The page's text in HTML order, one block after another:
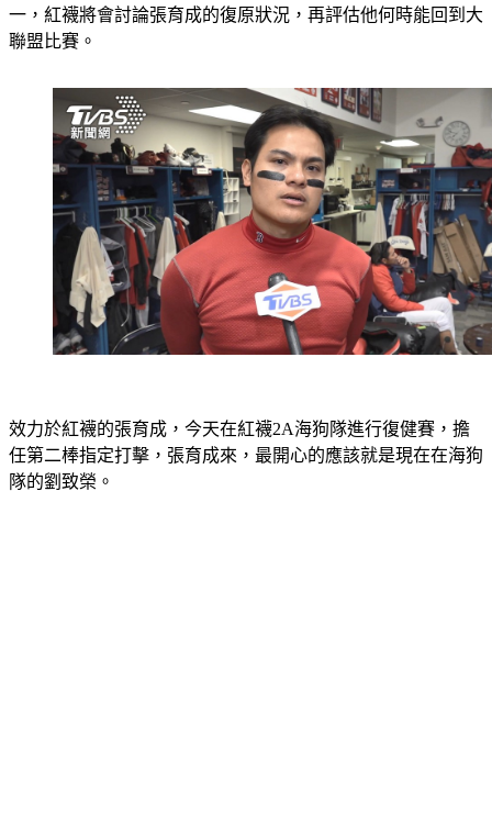
聯盟比賽。
任第二棒指定打擊，張育成來，最開心的應該就是現在在海狗
隊的劉致榮。